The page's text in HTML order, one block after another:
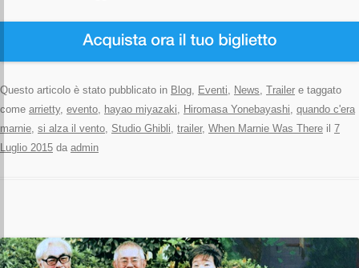
Questo articolo è stato pubblicato in Blog Eventi News Trailer e taggato
come arrietty, evento hayao miyazaki Hiromasa Yonebayashi quando c'era
marnie si alza il vento Studio Ghibli trailer, When Marnie Was There il 7
Luglio 2015 da admin